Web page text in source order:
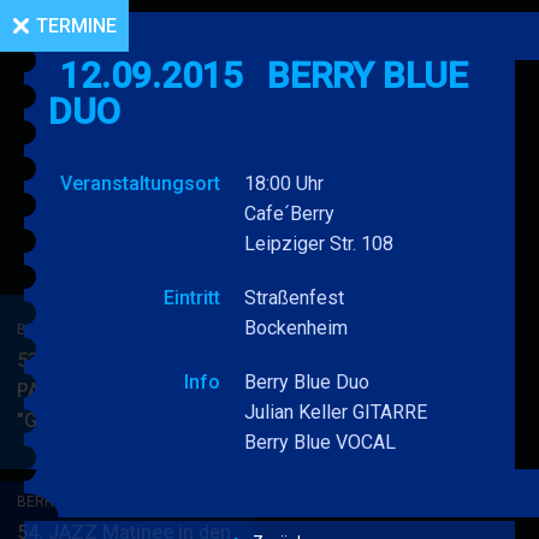
BERRY BLUE & BAND
53. JAZZ Matinee in den
PARKSIDE STUDIOS
"Gypsy Jazz"
BERRY BLUE & BAND
54. JAZZ Matinee in den
TERMINE
12.09.2015
BERRY BLUE
DUO
Veranstaltungsort
18:00 Uhr
Cafe´Berry
Leipziger Str. 108
Eintritt
Straßenfest
Bockenheim
Info
Berry Blue Duo
Julian Keller GITARRE
Berry Blue VOCAL